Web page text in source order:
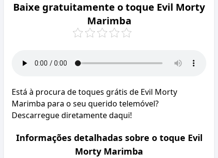
Baixe gratuitamente o toque Evil Morty
Marimba
Está à procura de toques grátis de Evil Morty
Marimba para o seu querido telemóvel?
Descarregue diretamente daqui!
Informações detalhadas sobre o toque Evil
Morty Marimba